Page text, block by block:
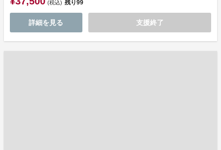
(税込) 残り99
詳細を見る 支援終了